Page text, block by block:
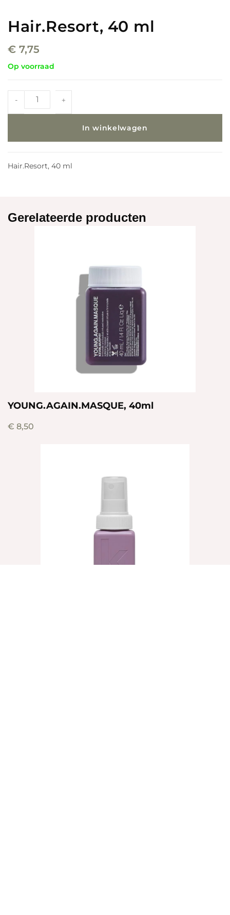
Hair.Resort, 40 ml
€ 7,75
Op voorraad
- +
In winkelwagen
Hair.Resort, 40 ml
Gerelateerde producten
YOUNG.AGAIN.MASQUE, 40ml
€ 8,50